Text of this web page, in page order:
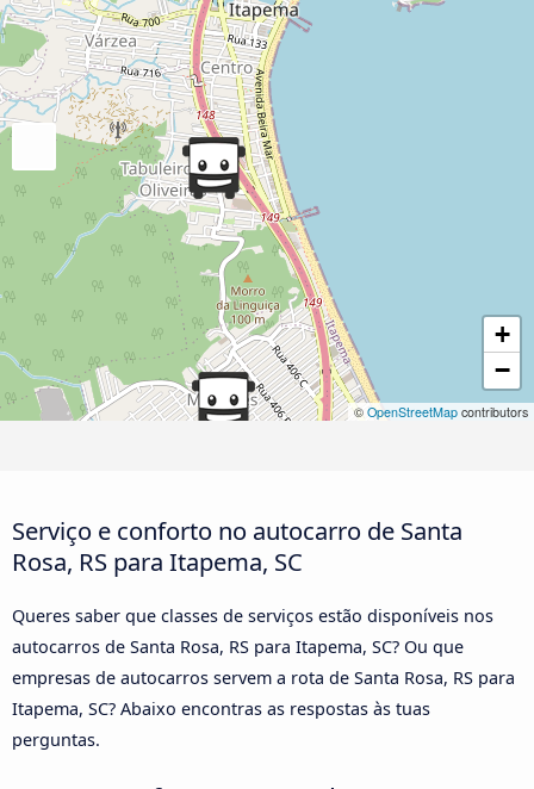
+
−
© OpenStreetMap contributors
Serviço e conforto no autocarro de Santa
Rosa, RS para Itapema, SC
Queres saber que classes de serviços estão disponíveis nos
autocarros de Santa Rosa, RS para Itapema, SC? Ou que
empresas de autocarros servem a rota de Santa Rosa, RS para
Itapema, SC? Abaixo encontras as respostas às tuas
perguntas.